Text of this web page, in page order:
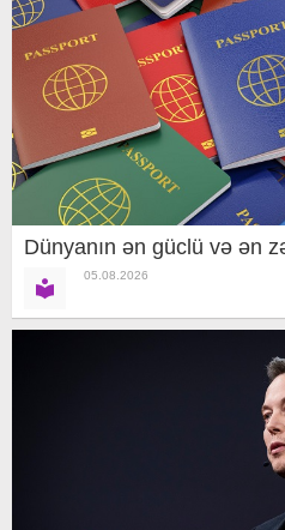
Dünyanın ən güclü və ən
05.08.2026